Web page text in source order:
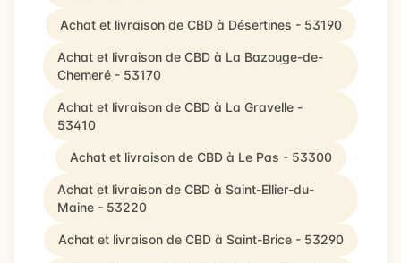
Achat et livraison de CBD à Désertines - 53190
Achat et livraison de CBD à La Bazouge-de-
Chemeré - 53170
Achat et livraison de CBD à La Gravelle -
53410
Achat et livraison de CBD à Le Pas - 53300
Achat et livraison de CBD à Saint-Ellier-du-
Maine - 53220
Achat et livraison de CBD à Saint-Brice - 53290